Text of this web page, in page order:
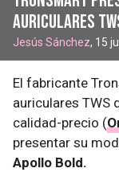
auriculares
Jesús Sánchez, 15
El fabricante
auriculares TWS
calidad-precio (
presentar su
Apollo Bold.